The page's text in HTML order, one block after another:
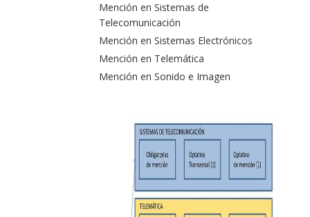
Mención en Sistemas de
Telecomunicación
Mención en Sistemas Electrónicos
Mención en Telemática
Mención en Sonido e Imagen